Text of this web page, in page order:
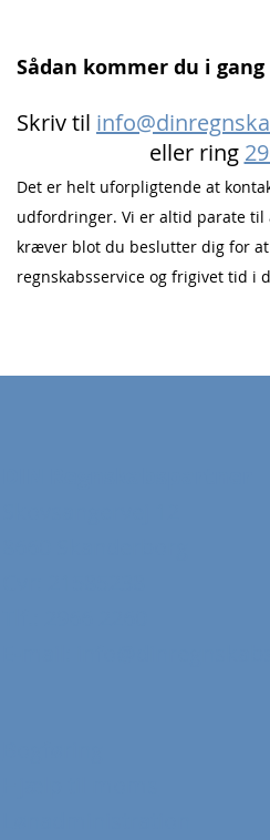
Sådan kommer du i gang
Skriv til
eller ring
Det er helt uforpligtende at
udfordringer. Vi er altid parate til
kræver blot du beslutter dig for
regnskabsservice og frigivet tid i